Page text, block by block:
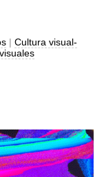
| Cultura visual-